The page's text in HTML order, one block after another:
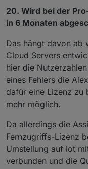
20. Wird bei der
in 6 Monaten
Das hängt davon ab
Cloud Servers
hier die
eines Fehlers die
dafür eine Lizenz zu
mehr möglich.
Da allerdings die
Fernzugriffs-Lizenz
Umstellung auf iot
verbunden und die